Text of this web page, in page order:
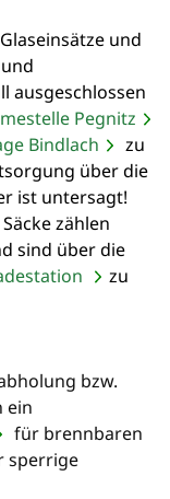
und
ausgeschlossen
Pegnitz
Bindlach
zu
über die
ist untersagt!
zählen
sind über die
zu
bzw.
ein
für brennbaren
sperrige